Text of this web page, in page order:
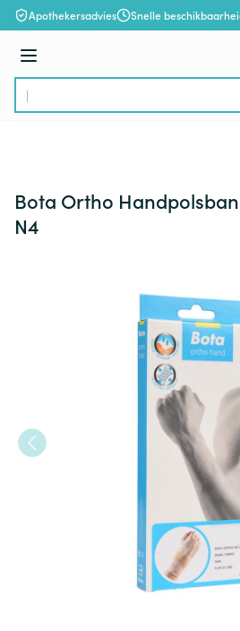
Ga naar de inhoud
Apothekersadvies Snelle
Menu
Product, merk, categorie...
Bota Ortho
N4